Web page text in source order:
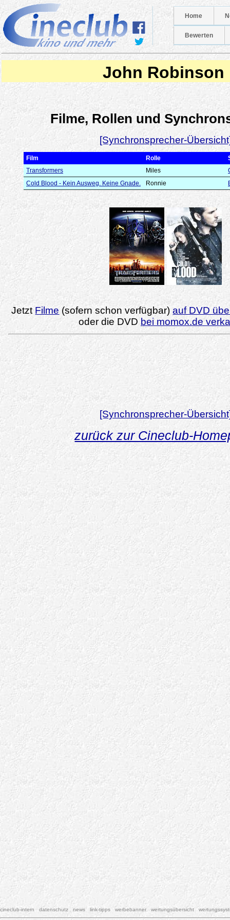
Home
Bewerten
John Robinson
Filme, Rollen und
[Synchronsprecher-
Film Rolle
Transformers
Miles
Cold Blood - Kein Ausweg. Keine Gnade.
Ronnie
Jetzt Filme (sofern schon verfügbar)auf DVD
oder die DVD bei momox.de
[Synchronsprecher-
zurück zur Cineclub-
cineclub-intern datenschutz news link-tipps werbebanner wertungsübersicht